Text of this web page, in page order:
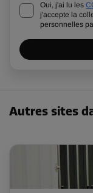
Oui, j'ai lu les
j'accepte la
personnelles
Autres sites